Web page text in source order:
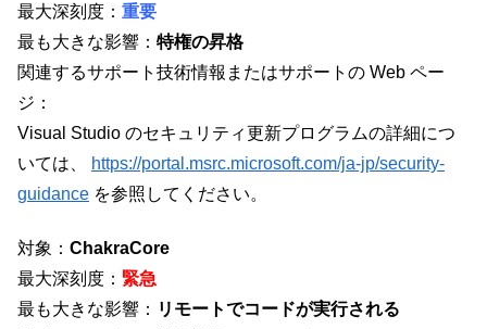
最大深刻度： 重要
最も大きな影響： 特権の昇格
関連するサポート技術情報またはサポートの Web ペー
ジ：
Visual Studio のセキュリティ更新プログラムの詳細につ
いては、
https://portal.msrc.microsoft.com/ja-jp/security-
guidance を参照してください。
対象： ChakraCore
最大深刻度： 緊急
最も大きな影響： リモートでコードが実行される